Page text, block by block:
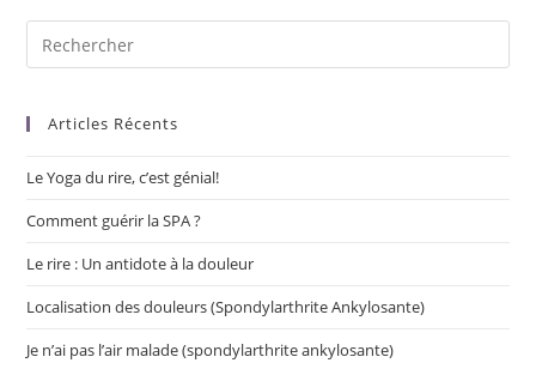
c
e
o
o
k
k
e
n
ai
l
ss
e
er
ta
g
Articles Récents
Le Yoga du rire, c’est génial!
Comment guérir la SPA ?
Le rire : Un antidote à la douleur
Localisation des douleurs (Spondylarthrite Ankylosante)
Je n’ai pas l’air malade (spondylarthrite ankylosante)